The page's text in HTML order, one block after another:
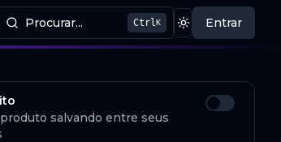
Procurar...
Procurar produtos CtrlK Mudar tema
Entrar
salvando entre seus